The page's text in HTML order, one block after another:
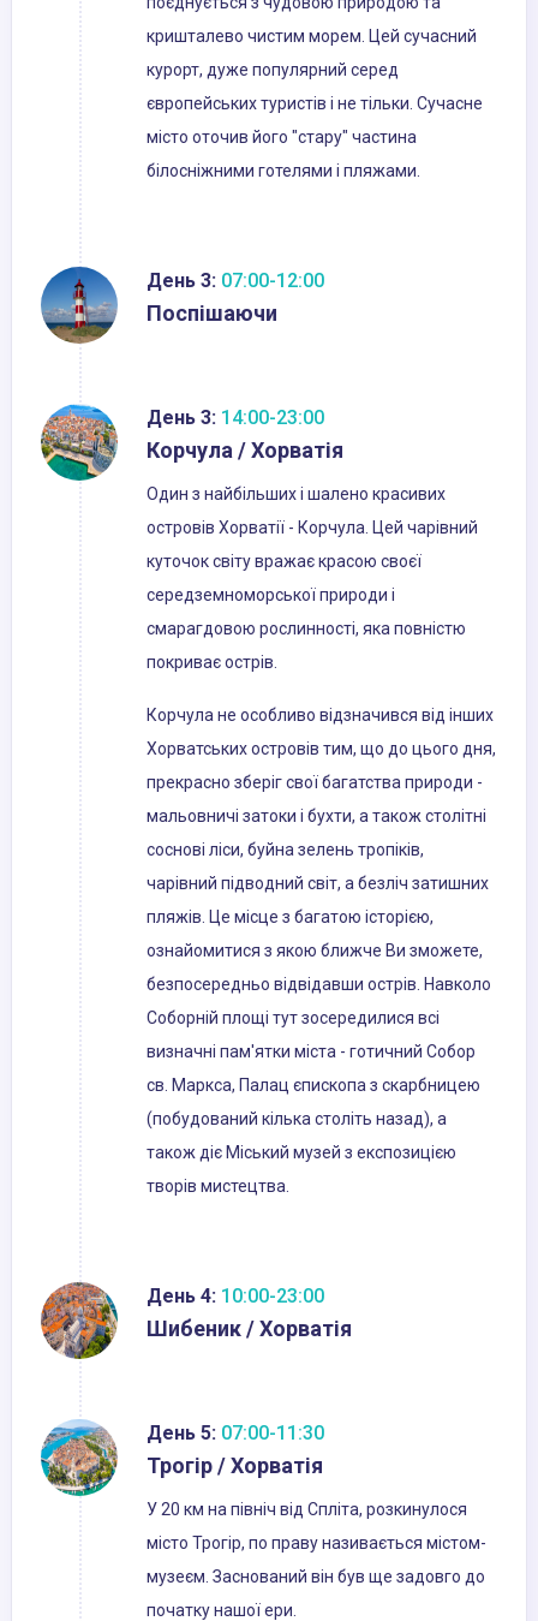
кришталево чистим морем. Цей сучасний
курорт, дуже популярний серед
європейських туристів і не тільки. Сучасне
місто оточив його "стару" частина
білосніжними готелями і пляжами.
День 3: 07:00-12:00
Поспішаючи
День 3: 14:00-23:00
Корчула / Хорватія
Один з найбільших і шалено красивих
островів Хорватії - Корчула. Цей чарівний
куточок світу вражає красою своєї
середземноморської природи і
смарагдовою рослинності, яка повністю
покриває острів.
Корчула не особливо відзначився від інших
Хорватських островів тим, що до цього дня,
прекрасно зберіг свої багатства природи -
мальовничі затоки і бухти, а також столітні
соснові ліси, буйна зелень тропіків,
чарівний підводний світ, а безліч затишних
пляжів. Це місце з багатою історією,
ознайомитися з якою ближче Ви зможете,
безпосередньо відвідавши острів. Навколо
Соборній площі тут зосередилися всі
визначні пам'ятки міста - готичний Собор
св. Маркса, Палац єпископа з скарбницею
(побудований кілька століть назад), а
також діє Міський музей з експозицією
творів мистецтва.
День 4: 10:00-23:00
Шибеник / Хорватія
День 5: 07:00-11:30
Трогір / Хорватія
У 20 км на північ від Спліта, розкинулося
місто Трогір, по праву називається містом-
музеєм. Заснований він був ще задовго до
початку нашої ери.